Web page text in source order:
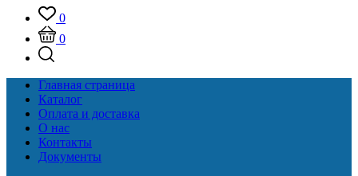
0
0
Главная страница
Каталог
Оплата и доставка
О нас
Контакты
Документы